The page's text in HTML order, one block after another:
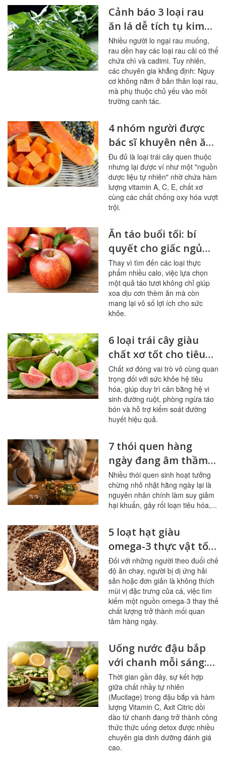
Cảnh báo 3 loại rau
ăn lá dễ tích tụ kim
loại nặng
Nhiều người lo ngại rau muống,
rau dền hay các loại rau cải có thể
chứa chì và cadimi. Tuy nhiên,
các chuyên gia khẳng định: Nguy
cơ không nằm ở bản thân loại rau,
mà phụ thuộc chủ yếu vào môi
trường canh tác.
4 nhóm người được
bác sĩ khuyên nên ăn
đu đủ thường xuyên
Đu đủ là loại trái cây quen thuộc
nhưng lại được ví như một "nguồn
dược liệu tự nhiên" nhờ chứa hàm
lượng vitamin A, C, E, chất xơ
cùng các chất chống oxy hóa vượt
trội.
Ăn táo buổi tối: bí
quyết cho giấc ngủ
ngon, hệ tiêu hóa
khỏe mạnh
Thay vì tìm đến các loại thực
phẩm nhiều calo, việc lựa chọn
một quả táo tươi không chỉ giúp
xoa dịu cơn thèm ăn mà còn
mang lại vô số lợi ích cho sức
khỏe.
6 loại trái cây giàu
chất xơ tốt cho tiêu
hóa, đường huyết
Chất xơ đóng vai trò vô cùng quan
trọng đối với sức khỏe hệ tiêu
hóa, giúp duy trì cân bằng hệ vi
sinh đường ruột, phòng ngừa táo
bón và hỗ trợ kiểm soát đường
huyết hiệu quả.
7 thói quen hàng
ngày đang âm thầm
tàn phá đường ruột
Nhiều thói quen sinh hoạt tưởng
chừng nhỏ nhặt hằng ngày lại là
nguyên nhân chính làm suy giảm
hại khuẩn, gây rối loạn tiêu hóa,...
5 loạt hạt giàu
omega-3 thực vật tốt
nhất cho người ít ăn
cá
Đối với những người theo đuổi chế
độ ăn chay, người bị dị ứng hải
sản hoặc đơn giản là không thích
mùi vị đặc trưng của cá, việc tìm
kiếm một nguồn omega-3 thay thế
chất lượng trở thành mối quan
tâm hàng ngày.
Uống nước đậu bắp
với chanh mỗi sáng:
bổ mạch máu, ổn
đường huyết
Thời gian gần đây, sự kết hợp
giữa chất nhầy tự nhiên
(Mucilage) trong đậu bắp và hàm
lượng Vitamin C, Axit Citric dồi
dào từ chanh đang trở thành công
thức thức uống detox được nhiều
chuyên gia dinh dưỡng đánh giá
cao.